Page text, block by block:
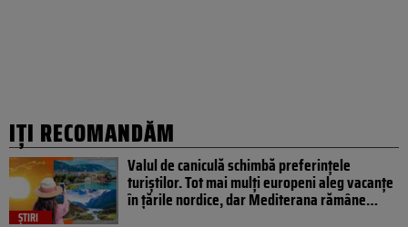
IȚI RECOMANDĂM
ȘTIRI
Valul de caniculă schimbă preferințele
turiștilor. Tot mai mulți europeni aleg vacanțe
în țările nordice, dar Mediterana rămâne…